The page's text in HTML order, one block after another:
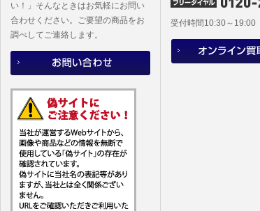
い！」そんなときはお気軽にお問い
合わせください。ご要望の商品をお
調べしてご連絡します。
受付時間10:30～19:00